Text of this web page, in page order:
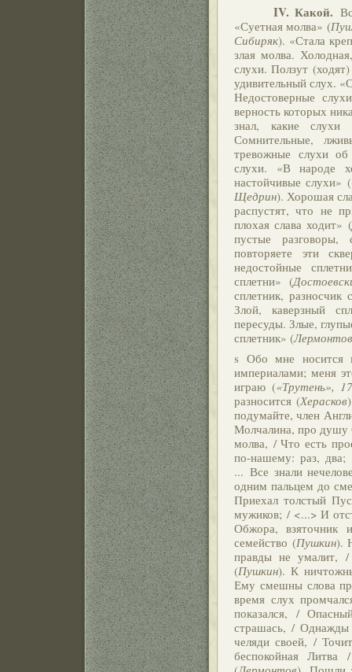
IV. Какой.
«Суетная молва» (
Сибиряк). «Стала
злая молва.
слухи. Ползут
удивительный слух.
Недостоверные
верность которых
знал, какие
Сомнительные,
тревожные слухи
слухи. «В народе
настойчивые слухи» (
Щедрин). Хорошая
распустят, что не
плохая слава ходит» (
пустые разговоры,
повторяете эти
недостойные
сплетни» (
сплетник, разносчик
Злой, каверзный
пересуды. Злые,
сплетник» (Лермонтов
s Обо мне носится
империалами; меня
играю («Трутень»,
разносится (Херасков
подумайте, член
Молчалина, про душу
молва, / Что есть
по-нашему: раз,
... Все знали
одним пальцем до
Приехал толстый
мужиков; / <...> И
Обжора,
семейство (Пушкин).
правды не умалит,
(Пушкин). К
Ему смешны слова
время слух
показался, /
страшась, /
челяди своей, /
беспокойная